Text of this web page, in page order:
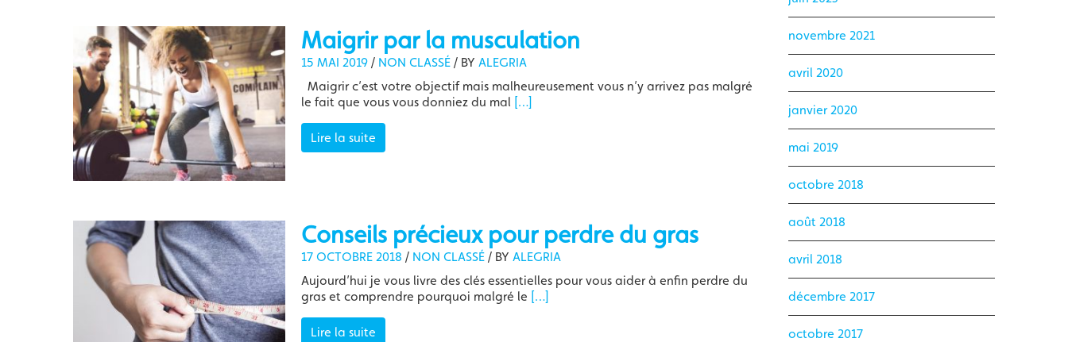
Maigrir par la musculation
15 MAI 2019 / NON CLASSÉ / BY ALEGRIA
Maigrir c’est votre objectif mais malheureusement vous n’y arrivez pas malgré
le fait que vous vous donniez du mal […]
Lire la suite
Conseils précieux pour perdre du gras
17 OCTOBRE 2018 / NON CLASSÉ / BY ALEGRIA
Aujourd’hui je vous livre des clés essentielles pour vous aider à enfin perdre du
gras et comprendre pourquoi malgré le […]
Lire la suite
novembre 2021
avril 2020
janvier 2020
mai 2019
octobre 2018
août 2018
avril 2018
décembre 2017
octobre 2017